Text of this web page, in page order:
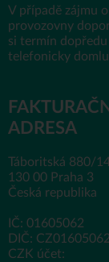
FAKTURAČNÍ
ADRESA
Táboritská 880/
130 00 Praha 3
Česká republika
IČ: 01605062
DIČ: CZ01605062
CZK účet:
V případě zájmu
provozovny
si termín dopředu
telefonicky